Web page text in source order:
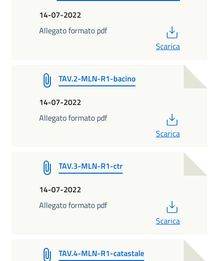
14-07-2022
Allegato formato pdf
Scarica
TAV.2-MLN-R1-bacino
14-07-2022
Allegato formato pdf
Scarica
TAV.3-MLN-R1-ctr
14-07-2022
Allegato formato pdf
Scarica
TAV.4-MLN-R1-catastale